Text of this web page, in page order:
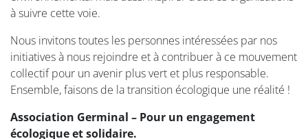
à suivre cette voie.
Nous invitons toutes les personnes intéressées par nos
initiatives à nous rejoindre et à contribuer à ce mouvement
collectif pour un avenir plus vert et plus responsable.
Ensemble, faisons de la transition écologique une réalité !
Association Germinal – Pour un engagement
écologique et solidaire.